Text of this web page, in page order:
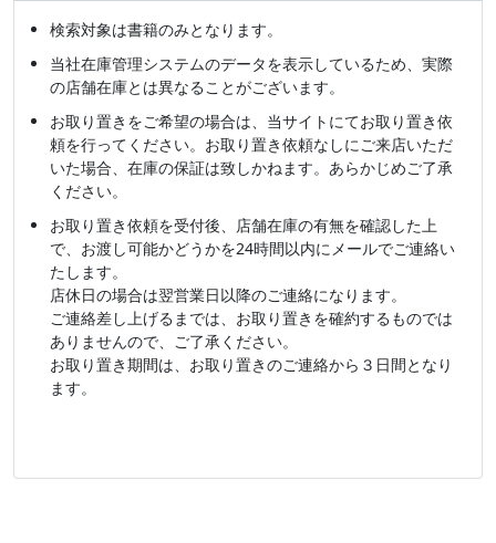
検索対象は書籍のみとなります。
当社在庫管理システムのデータを表示しているため、実際
の店舗在庫とは異なることがございます。
お取り置きをご希望の場合は、当サイトにてお取り置き依
頼を行ってください。お取り置き依頼なしにご来店いただ
いた場合、在庫の保証は致しかねます。あらかじめご了承
ください。
お取り置き依頼を受付後、店舗在庫の有無を確認した上
で、お渡し可能かどうかを24時間以内にメールでご連絡い
たします。
店休日の場合は翌営業日以降のご連絡になります。
ご連絡差し上げるまでは、お取り置きを確約するものでは
ありませんので、ご了承ください。
お取り置き期間は、お取り置きのご連絡から３日間となり
ます。